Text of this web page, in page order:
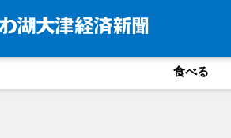
食べる